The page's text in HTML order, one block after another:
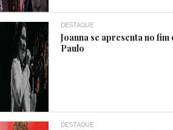
DESTAQUE
Joanna se apresenta no fim
Paulo
DESTAQUE